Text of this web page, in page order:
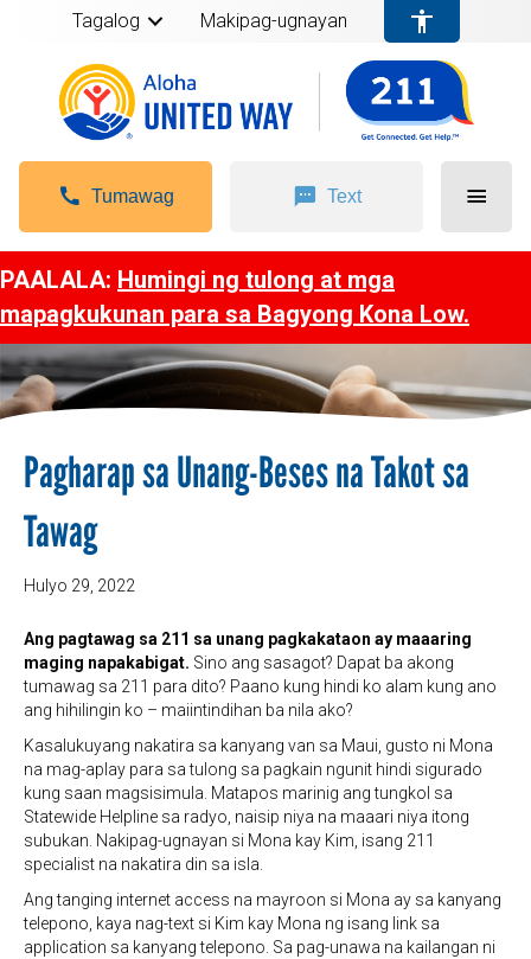
Tagalog Makipag-ugnayan
Tumawag Text
PAALALA: Humingi ng tulong at mga
mapagkukunan para sa Bagyong Kona Low.
Pagharap sa Unang-Beses na Takot sa
Tawag
Hulyo 29, 2022
Ang pagtawag sa 211 sa unang pagkakataon ay maaaring
maging napakabigat. Sino ang sasagot? Dapat ba akong
tumawag sa 211 para dito? Paano kung hindi ko alam kung ano
ang hihilingin ko – maiintindihan ba nila ako?
Kasalukuyang nakatira sa kanyang van sa Maui, gusto ni Mona
na mag-aplay para sa tulong sa pagkain ngunit hindi sigurado
kung saan magsisimula. Matapos marinig ang tungkol sa
Statewide Helpline sa radyo, naisip niya na maaari niya itong
subukan. Nakipag-ugnayan si Mona kay Kim, isang 211
specialist na nakatira din sa isla.
Ang tanging internet access na mayroon si Mona ay sa kanyang
telepono, kaya nag-text si Kim kay Mona ng isang link sa
application sa kanyang telepono. Sa pag-unawa na kailangan ni